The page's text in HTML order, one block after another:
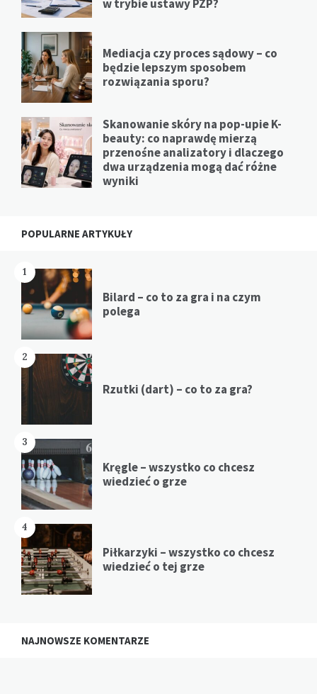
w trybie ustawy PZP?
Mediacja czy proces sądowy – co
będzie lepszym sposobem
rozwiązania sporu?
Skanowanie skóry na pop-upie K-
beauty: co naprawdę mierzą
przenośne analizatory i dlaczego
dwa urządzenia mogą dać różne
wyniki
POPULARNE ARTYKUŁY
1
Bilard – co to za gra i na czym
polega
2
Rzutki (dart) – co to za gra?
3
Kręgle – wszystko co chcesz
wiedzieć o grze
4
Piłkarzyki – wszystko co chcesz
wiedzieć o tej grze
NAJNOWSZE KOMENTARZE